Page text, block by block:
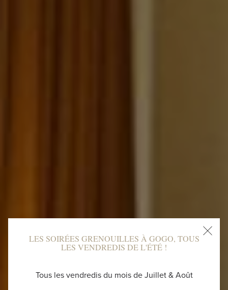
LES SOIRÉES GRENOUILLES À GOGO, TOUS
LES VENDREDIS DE L'ÉTÉ !
Tous les vendredis du mois de Juillet & Août